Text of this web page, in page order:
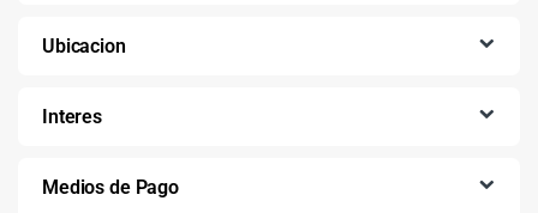
Ubicacion
Interes
Medios de Pago